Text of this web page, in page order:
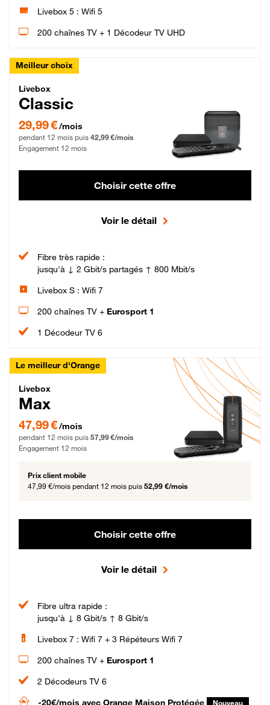
Livebox 5 : Wifi 5
200 chaînes TV + 1 Décodeur TV UHD
Meilleur choix
Livebox Classic Fibre
Livebox
Classic
29,99 € par mois pendant 12 mois puis 42,99 € par mois, Engagement 12 mois
29,99 €/mois
pendant 12 mois puis 42,99 €/mois
Engagement 12 mois
Choisir cette offre
Voir le détail
Fibre très rapide :
jusqu'à ↓ 2 Gbit/s partagés ↑ 800 Mbit/s
Livebox S : Wifi 7
200 chaînes TV + Eurosport 1
1 Décodeur TV 6
Le meilleur d'Orange
Livebox Max Fibre
Livebox
Max
47,99 € par mois pendant 12 mois puis 57,99 € par mois, Engagement 12 mois
47,99 €/mois
pendant 12 mois puis 57,99 €/mois
Engagement 12 mois
Prix client mobile
47,99 €/mois pendant 12 mois puis 52,99 €/mois
Choisir cette offre
Voir le détail
Fibre ultra rapide :
jusqu'à ↓ 8 Gbit/s ↑ 8 Gbit/s
Livebox 7 : Wifi 7 + 3 Répéteurs Wifi 7
200 chaînes TV + Eurosport 1
2 Décodeurs TV 6
-20€/mois avec Orange Maison Protégée Nouveau